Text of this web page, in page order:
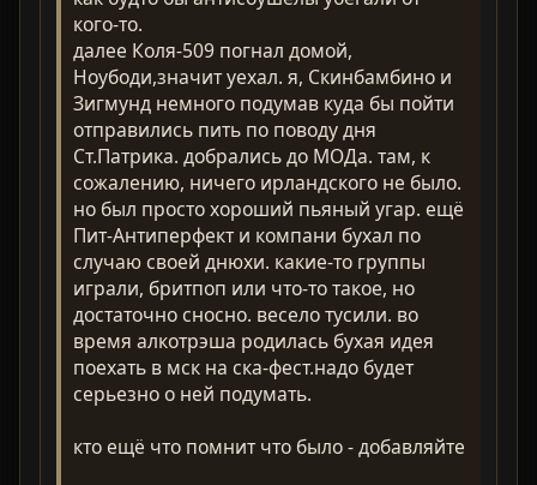
кого-то.
далее Коля-509 погнал домой,
Ноубоди,значит уехал. я, Скинбамбино и
Зигмунд немного подумав куда бы пойти
отправились пить по поводу дня
Ст.Патрика. добрались до МОДа. там, к
сожалению, ничего ирландского не было.
но был просто хороший пьяный угар. ещё
Пит-Антиперфект и компани бухал по
случаю своей днюхи. какие-то группы
играли, бритпоп или что-то такое, но
достаточно сносно. весело тусили. во
время алкотрэша родилась бухая идея
поехать в мск на ска-фест.надо будет
серьезно о ней подумать.
кто ещё что помнит что было - добавляйте